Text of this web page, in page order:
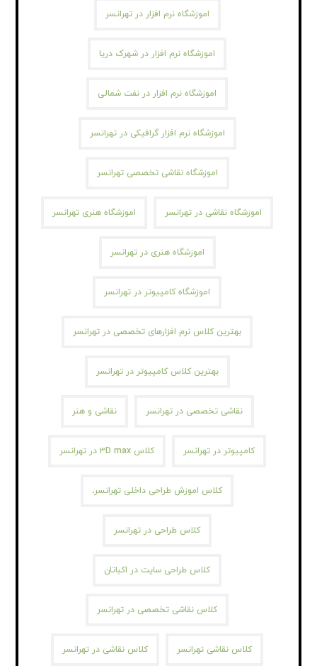
اموزشگاه نرم افزار در تهرانسر
اموزشگاه نرم افزار در شهرک دریا
اموزشگاه نرم افزار در نفت شمالی
اموزشگاه نرم افزار گرافیکی در تهرانسر
اموزشگاه نقاشی تخصصی تهرانسر
اموزشگاه نقاشی در تهرانسر اموزشگاه هنری تهرانسر
اموزشگاه هنری در تهرانسر
اموزشگاه کامپیوتر در تهرانسر
بهترین کلاس نرم افزارهای تخصصی در تهرانسر
بهترین کلاس کامپیوتر در تهرانسر
نقاشی تخصصی در تهرانسر نقاشی و هنر
کامپیوتر در تهرانسر کلاس ۳D max در تهرانسر
کلاس اموزش طراحی داخلی تهرانسر،
کلاس طراحی در تهرانسر
کلاس طراحی سایت در اکباتان
کلاس نقاشی تخصصی در تهرانسر
کلاس نقاشی تهرانسر کلاس نقاشی در تهرانسر